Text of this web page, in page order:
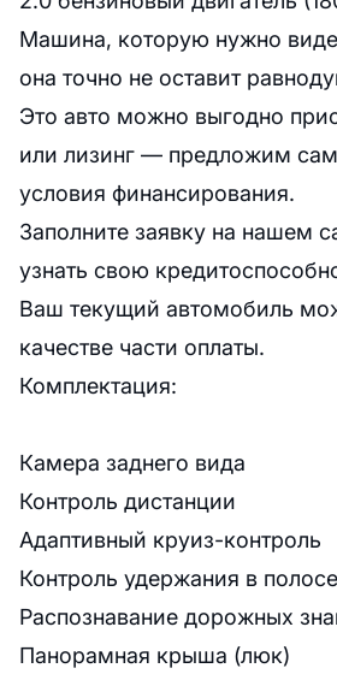
Машина, которую нужно
она точно не оставит
Это авто можно выгодно
или лизинг — предложим
условия финансирования.
Заполните заявку на нашем
узнать свою
Ваш текущий автомобиль
качестве части оплаты.
Комплектация:
Камера заднего вида
Контроль дистанции
Адаптивный круиз-контроль
Контроль удержания в полосе
Распознавание дорожных
Панорамная крыша (люк)